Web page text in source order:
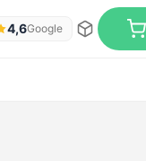
4,6Google